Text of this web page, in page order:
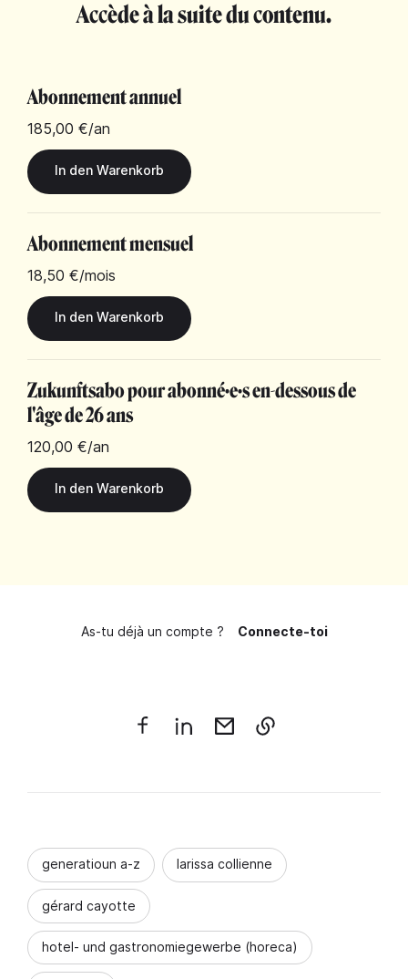
Accède à la suite du contenu.
Abonnement annuel
185,00 €/an
Abonnement mensuel
18,50 €/mois
Zukunftsabo pour abonné·e·s en-dessous de
l'âge de 26 ans
120,00 €/an
As-tu déjà un compte ? Connecte-toi
generatioun a-z larissa collienne
gérard cayotte
hotel- und gastronomiegewerbe (horeca)